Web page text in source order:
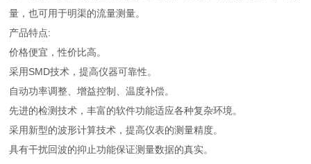
量，也可用于明渠的流量测量。
产品特点:
价格便宜，性价比高。
采用SMD技术，提高仪器可靠性。
自动功率调整、增益控制、温度补偿。
先进的检测技术，丰富的软件功能适应各种复杂环境。
采用新型的波形计算技术，提高仪表的测量精度。
具有干扰回波的抑止功能保证测量数据的真实。